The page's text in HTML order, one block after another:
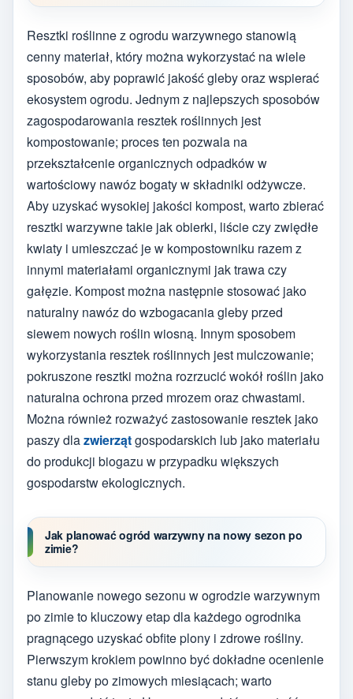
Resztki roślinne z ogrodu warzywnego stanowią
cenny materiał, który można wykorzystać na wiele
sposobów, aby poprawić jakość gleby oraz wspierać
ekosystem ogrodu. Jednym z najlepszych sposobów
zagospodarowania resztek roślinnych jest
kompostowanie; proces ten pozwala na
przekształcenie organicznych odpadków w
wartościowy nawóz bogaty w składniki odżywcze.
Aby uzyskać wysokiej jakości kompost, warto zbierać
resztki warzywne takie jak obierki, liście czy zwiędłe
kwiaty i umieszczać je w kompostowniku razem z
innymi materiałami organicznymi jak trawa czy
gałęzie. Kompost można następnie stosować jako
naturalny nawóz do wzbogacania gleby przed
siewem nowych roślin wiosną. Innym sposobem
wykorzystania resztek roślinnych jest mulczowanie;
pokruszone resztki można rozrzucić wokół roślin jako
naturalna ochrona przed mrozem oraz chwastami.
Można również rozważyć zastosowanie resztek jako
paszy dlazwierzątgospodarskich lub jako materiału
do produkcji biogazu w przypadku większych
gospodarstw ekologicznych.
Jak planować ogród warzywny na nowy sezon po
zimie?
Planowanie nowego sezonu w ogrodzie warzywnym
po zimie to kluczowy etap dla każdego ogrodnika
pragnącego uzyskać obfite plony i zdrowe rośliny.
Pierwszym krokiem powinno być dokładne ocenienie
stanu gleby po zimowych miesiącach; warto